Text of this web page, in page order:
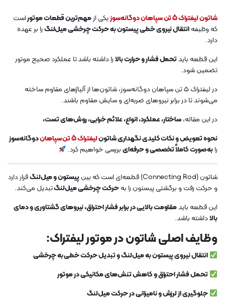
شاتون لیفتراک 5 تن سپاهان دوگانه‌سوز یکی ازمهم‌ترین قطعات موتوراست
که وظیفهانتقال نیروی خطی پیستون به حرکت چرخشی میل‌لنگرا بر عهده
دارد.
این قطعه بایدتحمل فشار و حرارت بالارا داشته باشد تا عملکرد صحیح موتور
تضمین شود.
در لیفتراک 5 تن سپاهان دوگانه‌سوز، شاتون‌ها از آلیاژهای مقاوم ساخته
می‌شوند تا در برابر نیروهای ضربه‌ای و سایش مقاوم باشند.
در این مقاله،ساختار، عملکرد، انواع، علائم خرابی، روش‌های تست،
نحوه تعویض و نکات کلیدی نگهداری شاتونلیفتراک 5 تن سپاهان
دوگانه‌سوز
رابه‌صورت کاملاً تخصصی و حرفه‌ایبررسی خواهیم کرد.
شاتون (Connecting Rod) قطعه‌ای است که بین پیستون و میل‌لنگقرار دارد
و حرکت رفت و برگشتی پیستون را بهحرکت چرخشی میل‌لنگتبدیل می‌کند.
این قطعه بایدمقاومت بالایی در برابر فشار احتراق، نیروهای گشتاوری و دمای
بالاداشته باشد.
وظایف اصلی شاتون در موتور لیفتراک:
انتقال نیروی پیستون به میل‌لنگ و تبدیل حرکت خطی به چرخشی
تحمل فشار احتراق و کاهش تنش‌های مکانیکی در موتور
جلوگیری از لرزش و نامیزانی در حرکت میل‌لنگ